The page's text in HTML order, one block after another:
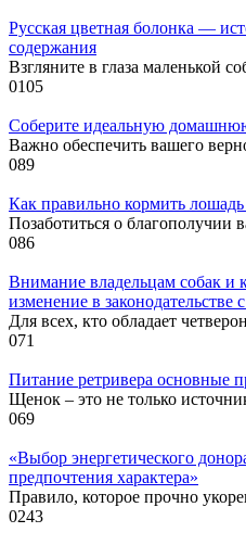
Русская цветная болонка —
содержания
Взгляните в глаза маленькой
0105
Соберите идеальную
Важно обеспечить вашего
089
Как правильно кормить лошадь
Позаботиться о
086
Внимание владельцам собак
изменение в законодательстве
Для всех, кто обладает
071
Питание ретривера основные
Щенок – это не только
069
«Выбор энергетического
предпочтения характера»
Правило, которое прочно
0243